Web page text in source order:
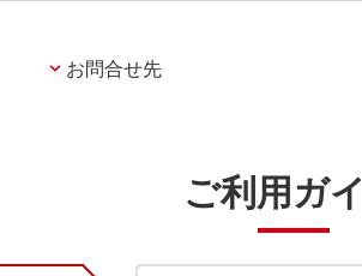
お問合せ先
ご利用ガ